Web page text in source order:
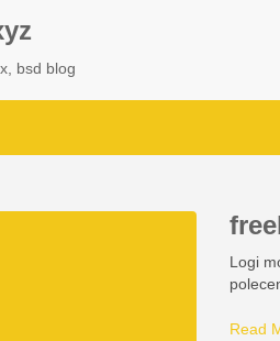
bsd blog
Logi
Read